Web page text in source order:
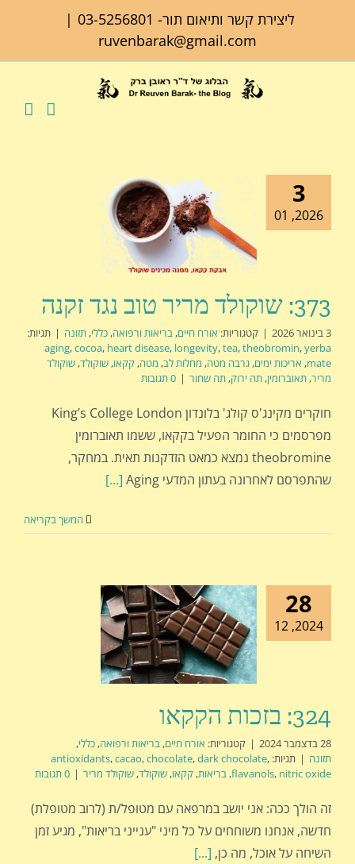
ליצירת קשר ותיאום תור- 03-5256801
|
ruvenbarak@gmail.com
3
2026, 01
373: שוקולד מריר טוב נגד זקנה
3 בינואר 2026 | קטגוריות: אורח חיים, בריאות ורפואה, כללי, תזונה | תגיות:
aging,cocoa, heart disease, longevity,tea,theobromin,yerba
mate
, אריכות ימים, גרבה מטה, מחלות לב, מטה, קקאו, שוקולד, שוקולד
מריר, תאוברומין, תה ירוק, תה שחור | 0 תגובות
חוקרים מקינג'ס קולג' בלונדון King’s College London
מפרסמים כי החומר הפעיל בקקאו, ששמו תאוברומין
theobromine נמצא כמאט הזדקנות תאית. במחקר,
שהתפרסם לאחרונה בעתון המדעי Aging
[...]
המשך בקריאה
28
2024, 12
324: בזכות הקקאו
28 בדצמבר 2024 | קטגוריות: אורח חיים, בריאות ורפואה, כללי,
תזונה | תגיות: antioxidants,cacao,chocolate,dark chocolate,
flavanols, nitric oxide
, בריאות, קקאו, שוקולד, שוקולד מריר | 0 תגובות
זה הולך ככה: אני יושב במרפאה עם מטופל/ת (לרוב מטופלת)
חדשה, אנחנו משוחחים על כל מיני "ענייני בריאות", מגיע זמן
השיחה על אוכל, מה כן, [...]